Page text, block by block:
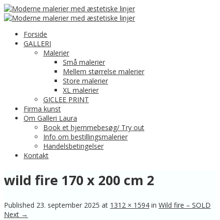
Forside
GALLERI
Malerier
Små malerier
Mellem størrelse malerier
Store malerier
XL malerier
GICLEE PRINT
Firma kunst
Om Galleri Laura
Book et hjemmebesøg/ Try out
Info om bestillingsmalerier
Handelsbetingelser
Kontakt
wild fire 170 x 200 cm 2
Published 23. september 2025 at 1312 × 1594 in Wild fire – SOLD
Next →